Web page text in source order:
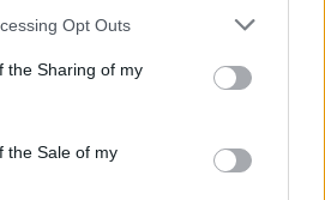
app uses one or more Google
usage behaviour. You may click to
Google and its third-party tags to
specified purposes in below Google
Opt Outs
the Sharing of my
the Sale of my
στην Αθήνα επέστρεψαν
από την Αθηνών-